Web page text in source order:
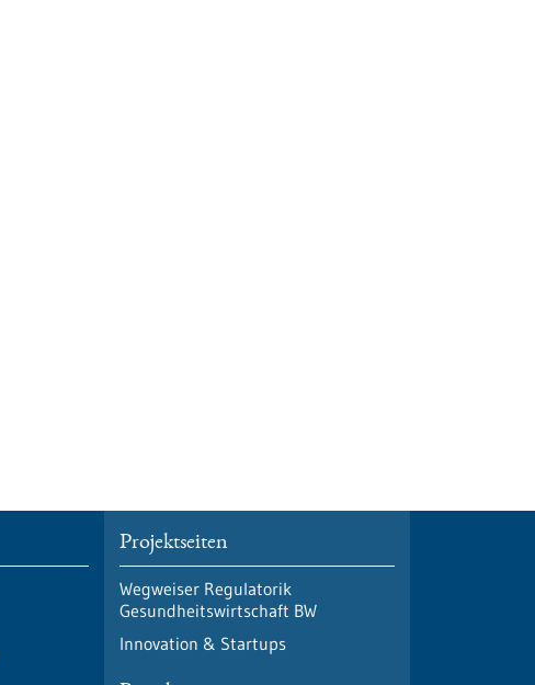
Projektseiten
Wegweiser Regulatorik
Gesundheitswirtschaft BW
Innovation & Startups